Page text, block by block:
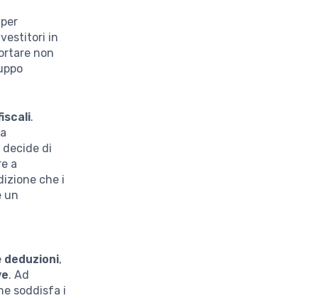
in
non
.
di
a
che i
un
deduzioni,
. Ad
soddisfa i